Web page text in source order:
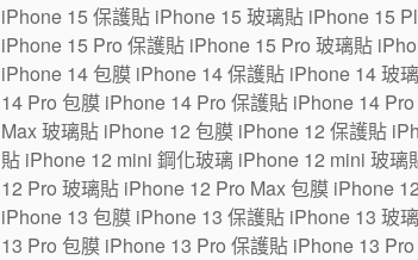
iPhone 15 保護貼 iPhone 15 玻璃貼 iPhone 15
iPhone 15 Pro 保護貼 iPhone 15 Pro 玻璃貼
iPhone 14 包膜 iPhone 14 保護貼 iPhone 14 玻
14 Pro 包膜 iPhone 14 Pro 保護貼 iPhone 14
Max 玻璃貼 iPhone 12 包膜 iPhone 12 保護貼
貼 iPhone 12 mini 鋼化玻璃 iPhone 12 mini 玻
12 Pro 玻璃貼 iPhone 12 Pro Max 包膜 iPhone
iPhone 13 包膜 iPhone 13 保護貼 iPhone 13 玻
13 Pro 包膜 iPhone 13 Pro 保護貼 iPhone 13